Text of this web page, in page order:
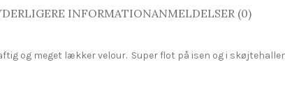
INFORMATIONANMELDELSER (0)
og meget lækker velour. Super flot på isen og i